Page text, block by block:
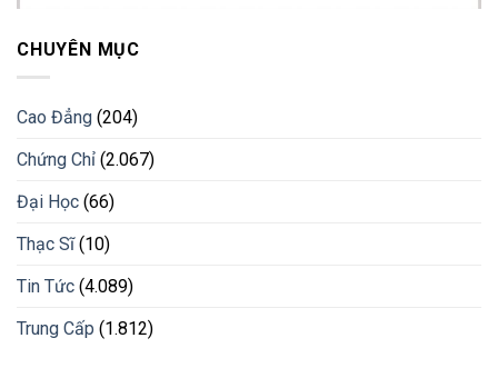
CHUYÊN MỤC
Cao Đẳng (204)
Chứng Chỉ (2.067)
Đại Học (66)
Thạc Sĩ(10)
Tin Tức (4.089)
Trung Cấp (1.812)